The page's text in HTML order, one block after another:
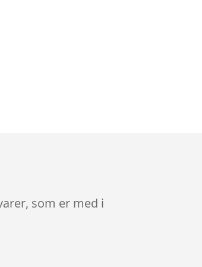
som er med i